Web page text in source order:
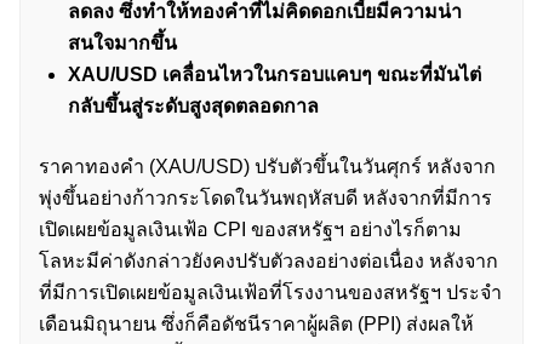
ลดลง ซึ่งทำให้ทองคำที่ไม่คิดดอกเบี้ยมีความน่า
สนใจมากขึ้น
XAU/USD เคลื่อนไหวในกรอบแคบๆ ขณะที่มันไต่
กลับขึ้นสู่ระดับสูงสุดตลอดกาล
ราคาทองคำ (XAU/USD) ปรับตัวขึ้นในวันศุกร์ หลังจาก
พุ่งขึ้นอย่างก้าวกระโดดในวันพฤหัสบดี หลังจากที่มีการ
เปิดเผยข้อมูลเงินเฟ้อ CPI ของสหรัฐฯ อย่างไรก็ตาม
โลหะมีค่าดังกล่าวยังคงปรับตัวลงอย่างต่อเนื่อง หลังจาก
ที่มีการเปิดเผยข้อมูลเงินเฟ้อที่โรงงานของสหรัฐฯ ประจำ
เดือนมิถุนายน ซึ่งก็คือดัชนีราคาผู้ผลิต (PPI) ส่งผลให้